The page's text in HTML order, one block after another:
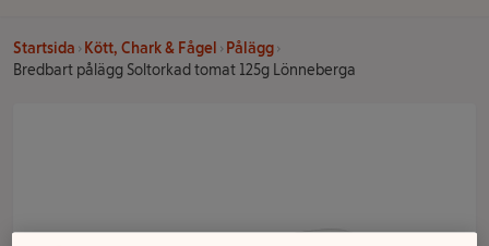
Startsida Kött, Chark & Fågel
Pålägg
Bredbart pålägg Soltorkad tomat 125g Lönneberga